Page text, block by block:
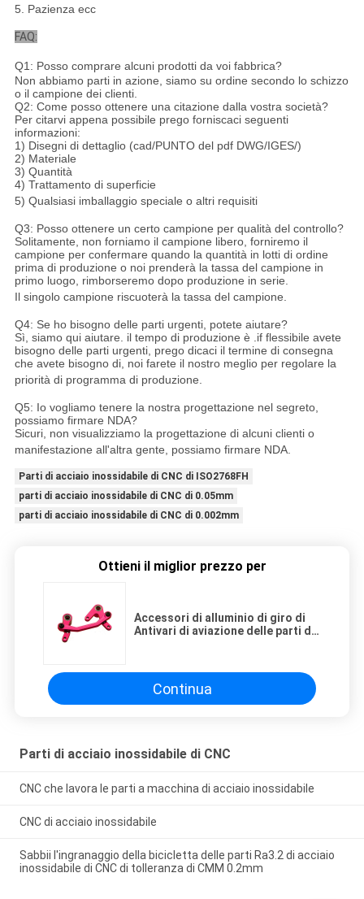
5. Pazienza ecc
FAQ:
Q1: Posso comprare alcuni prodotti da voi fabbrica?
Non abbiamo parti in azione, siamo su ordine secondo lo schizzo
o il campione dei clienti.
Q2: Come posso ottenere una citazione dalla vostra società?
Per citarvi appena possibile prego forniscaci seguenti
informazioni:
1) Disegni di dettaglio (cad/PUNTO del pdf DWG/IGES/)
2) Materiale
3) Quantità
4) Trattamento di superficie
5) Qualsiasi imballaggio speciale o altri requisiti
Q3: Posso ottenere un certo campione per qualità del controllo?
Solitamente, non forniamo il campione libero, forniremo il
campione per confermare quando la quantità in lotti di ordine
prima di produzione o noi prenderà la tassa del campione in
primo luogo, rimborseremo dopo produzione in serie.
Il singolo campione riscuoterà la tassa del campione.
Q4: Se ho bisogno delle parti urgenti, potete aiutare?
Sì, siamo qui aiutare. il tempo di produzione è .if flessibile avete
bisogno delle parti urgenti, prego dicaci il termine di consegna
che avete bisogno di, noi farete il nostro meglio per regolare la
priorità di programma di produzione.
Q5: Io vogliamo tenere la nostra progettazione nel segreto,
possiamo firmare NDA?
Sicuri, non visualizziamo la progettazione di alcuni clienti o
manifestazione all'altra gente, possiamo firmare NDA.
Parti di acciaio inossidabile di CNC di ISO2768FH
parti di acciaio inossidabile di CNC di 0.05mm
parti di acciaio inossidabile di CNC di 0.002mm
Ottieni il miglior prezzo per
Accessori di alluminio di giro di
Antivari di aviazione delle parti di
Continua
Parti di acciaio inossidabile di CNC
CNC che lavora le parti a macchina di acciaio inossidabile
CNC di acciaio inossidabile
Sabbii l'ingranaggio della bicicletta delle parti Ra3.2 di acciaio
inossidabile di CNC di tolleranza di CMM 0.2mm